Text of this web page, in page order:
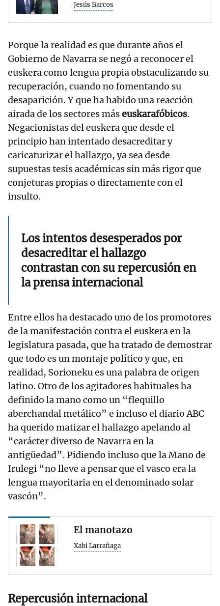
Jesús Barcos
Porque la realidad es que durante años el
Gobierno de Navarra se negó a reconocer el
euskera como lengua propia obstaculizando su
recuperación, cuando no fomentando su
desaparición. Y que ha habido una reacción
airada de los sectores máseuskarafóbicos.
Negacionistas del euskera que desde el
principio han intentado desacreditar y
caricaturizar el hallazgo, ya sea desde
supuestas tesis académicas sin más rigor que
conjeturas propias o directamente con el
insulto.
Los intentos desesperados por
desacreditar el hallazgo
contrastan con su repercusión en
la prensa internacional
Entre ellos ha destacado uno de los promotores
de la manifestación contra el euskera en la
legislatura pasada, que ha tratado de demostrar
que todo es un montaje político y que, en
realidad, Sorioneku es una palabra de origen
latino. Otro de los agitadores habituales ha
definido la mano como un “flequillo
aberchandal metálico” e incluso el diario ABC
ha querido matizar el hallazgo apelando al
“carácter diverso de Navarra en la
antigüedad”. Pidiendo incluso que la Mano de
Irulegi “no lleve a pensar que el vasco era la
lengua mayoritaria en el denominado solar
vascón”.
El manotazo
Xabi Larrañaga
Repercusión internacional